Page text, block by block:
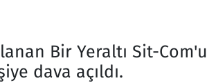
Bir Yeraltı Sit-Com'u
dava açıldı.